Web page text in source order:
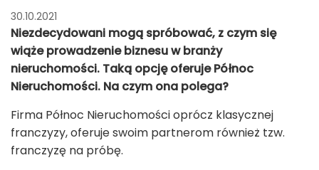
30.10.2021
Niezdecydowani mogą spróbować, z czym się
wiąże prowadzenie biznesu w branży
nieruchomości. Taką opcję oferuje Północ
Nieruchomości. Na czym ona polega?
Firma Północ Nieruchomości oprócz klasycznej
franczyzy, oferuje swoim partnerom również tzw.
franczyzę na próbę.